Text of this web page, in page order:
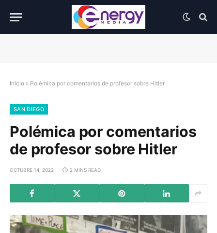
Inicio » Polémica por comentarios de profesor sobre Hitler
SAN DIEGO
Polémica por comentarios
de profesor sobre Hitler
OCTUBRE 14, 2022 2 MINS READ